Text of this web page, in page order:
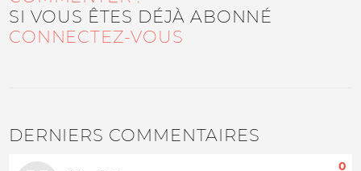
SI VOUS ÊTES DÉJÀ ABONNÉ
CONNECTEZ-VOUS
DERNIERS COMMENTAIRES
0